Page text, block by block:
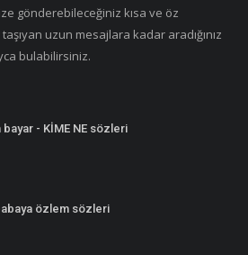
gönderebileceğiniz kısa ve öz
uzun mesajlara kadar aradığınız
bulabilirsiniz.
bayar - KİME NE sözleri
özlem sözleri